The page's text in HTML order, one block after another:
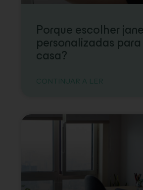
Porque escolher
personalizadas para
casa?
CONTINUAR A LER